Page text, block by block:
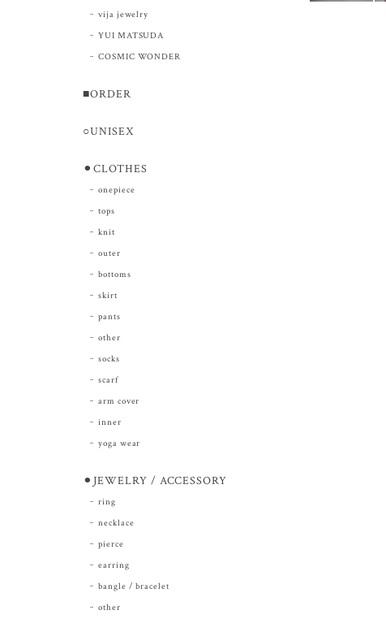
vija jewelry
YUI MATSUDA
COSMIC WONDER
■ORDER
○UNISEX
⚫︎CLOTHES
onepiece
tops
knit
outer
bottoms
skirt
pants
other
socks
scarf
arm cover
inner
yoga wear
⚫︎JEWELRY / ACCESSORY
ring
necklace
pierce
earring
bangle / bracelet
other